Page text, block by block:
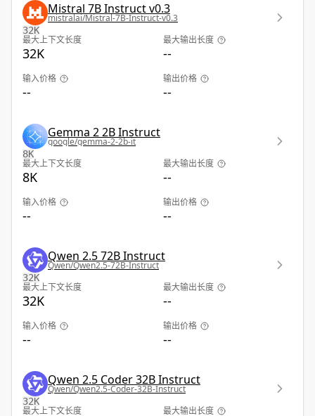
Mistral 7B Instruct v0.3
mistralai/Mistral-7B-Instruct-v0.3
32K
最大上下文长度
32K
最大输出长度
--
输入价格
--
输出价格
--
Gemma 2 2B Instruct
google/gemma-2-2b-it
8K
最大上下文长度
8K
最大输出长度
--
输入价格
--
输出价格
--
Qwen 2.5 72B Instruct
Qwen/Qwen2.5-72B-Instruct
32K
最大上下文长度
32K
最大输出长度
--
输入价格
--
输出价格
--
Qwen 2.5 Coder 32B Instruct
Qwen/Qwen2.5-Coder-32B-Instruct
32K
最大上下文长度 最大输出长度